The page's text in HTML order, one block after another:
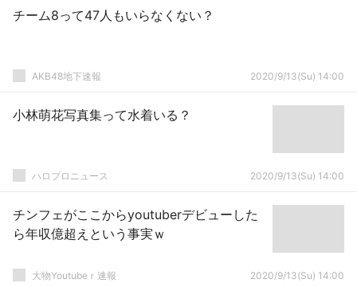
チーム8って47人もいらなくない？
AKB48地下速報 2020/9/13(Su) 14:00
小林萌花写真集って水着いる？
ハロプロニュース 2020/9/13(Su) 14:00
チンフェがここからyoutuberデビューした
ら年収億超えという事実ｗ
大物Youtubeｒ速報 2020/9/13(Su) 14:00